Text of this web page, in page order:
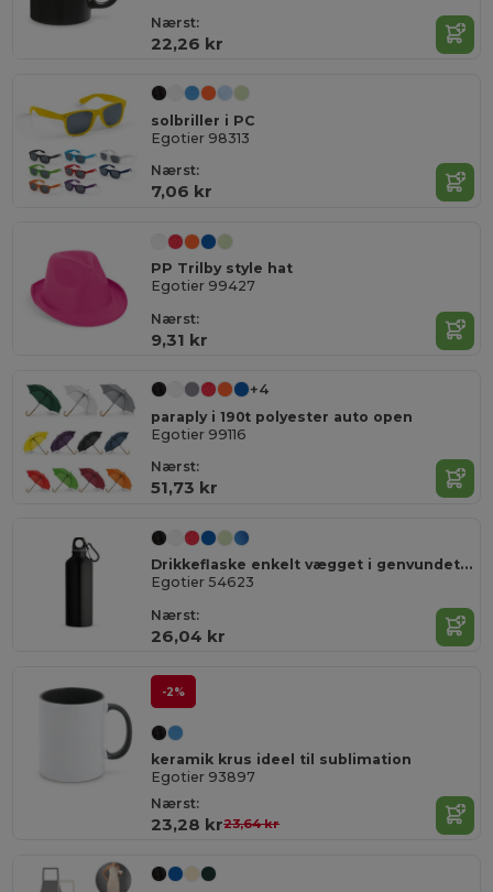
Nærst:
22,26 kr
solbriller i PC
Egotier 98313
Nærst:
7,06 kr
PP Trilby style hat
Egotier 99427
Nærst:
9,31 kr
+4
paraply i 190t polyester auto open
Egotier 99116
Nærst:
51,73 kr
Drikkeflaske enkelt vægget i genvundet alu med karabinhage 530 ml
Egotier 54623
Nærst:
26,04 kr
-2%
keramik krus ideel til sublimation
Egotier 93897
Nærst:
23,28 kr23,64 kr